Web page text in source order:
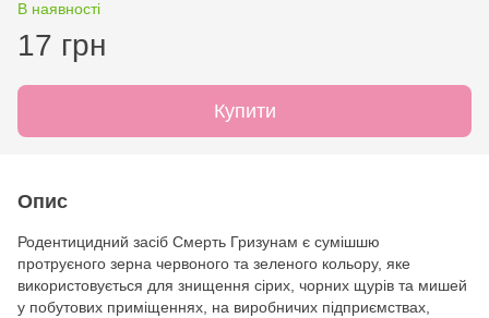
В наявності
17 грн
Купити
Опис
Родентицидний засіб Смерть Гризунам є сумішшю
протруєного зерна червоного та зеленого кольору, яке
використовується для знищення сірих, чорних щурів та мишей
у побутових приміщеннях, на виробничих підприємствах,